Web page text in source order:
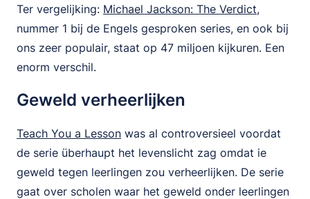
Ter vergelijking: Michael Jackson: The Verdict,
nummer 1 bij de Engels gesproken series, en ook bij
ons zeer populair, staat op 47 miljoen kijkuren. Een
enorm verschil.
Geweld verheerlijken
Teach You a Lesson was al controversieel voordat
de serie überhaupt het levenslicht zag omdat ie
geweld tegen leerlingen zou verheerlijken. De serie
gaat over scholen waar het geweld onder leerlingen